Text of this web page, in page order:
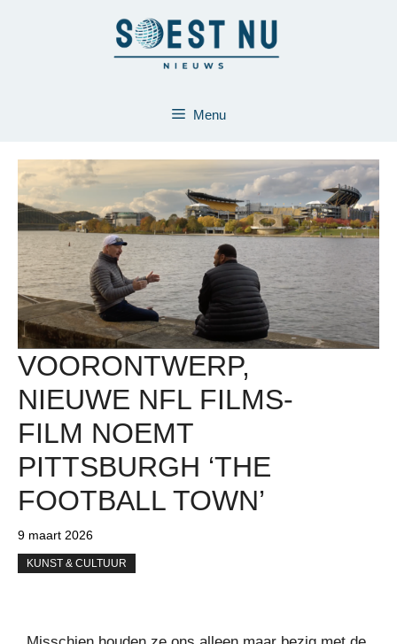
Menu
VOORONTWERP,
NIEUWE NFL FILMS-
FILM NOEMT
PITTSBURGH ‘THE
FOOTBALL TOWN’
9 maart 2026
KUNST & CULTUUR